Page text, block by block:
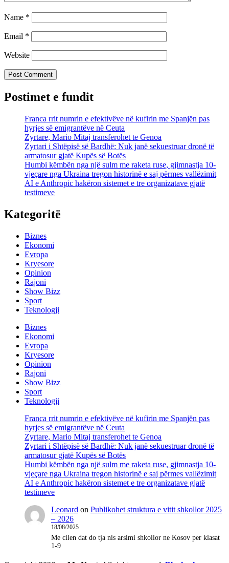
Name *
Email *
Website
Postimet e fundit
Franca rrit numrin e efektivëve në kufirin me Spanjën pas
hyrjes së emigrantëve në Ceuta
Zyrtare, Mario Mitaj transferohet te Genoa
Zyrtari i Shtëpisë së Bardhë: Nuk janë sekuestruar dronë të
armatosur gjatë Kupës së Botës
Humbi këmbën nga një sulm me raketa ruse, gjimnastja 10-
vjeçare nga Ukraina tregon historinë e saj përmes vallëzimit
AI e Anthropic hakëron sistemet e tre organizatave gjatë
testimeve
Kategoritë
Biznes
Ekonomi
Evropa
Kryesore
Opinion
Rajoni
Show Bizz
Sport
Teknologji
Biznes
Ekonomi
Evropa
Kryesore
Opinion
Rajoni
Show Bizz
Sport
Teknologji
Franca rrit numrin e efektivëve në kufirin me Spanjën pas
hyrjes së emigrantëve në Ceuta
Zyrtare, Mario Mitaj transferohet te Genoa
Zyrtari i Shtëpisë së Bardhë: Nuk janë sekuestruar dronë të
armatosur gjatë Kupës së Botës
Humbi këmbën nga një sulm me raketa ruse, gjimnastja 10-
vjeçare nga Ukraina tregon historinë e saj përmes vallëzimit
AI e Anthropic hakëron sistemet e tre organizatave gjatë
testimeve
Leonard on Publikohet struktura e vitit shkollor 2025
– 2026
18/08/2025
Me cilen dat do tja nis arsimi shkollor ne Kosov per klasat
1-9